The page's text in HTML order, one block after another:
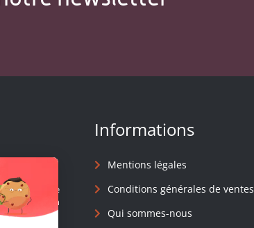
de l'Homme
en
Informations
Mentions légales
Conditions générales de ventes
Qui sommes-nous